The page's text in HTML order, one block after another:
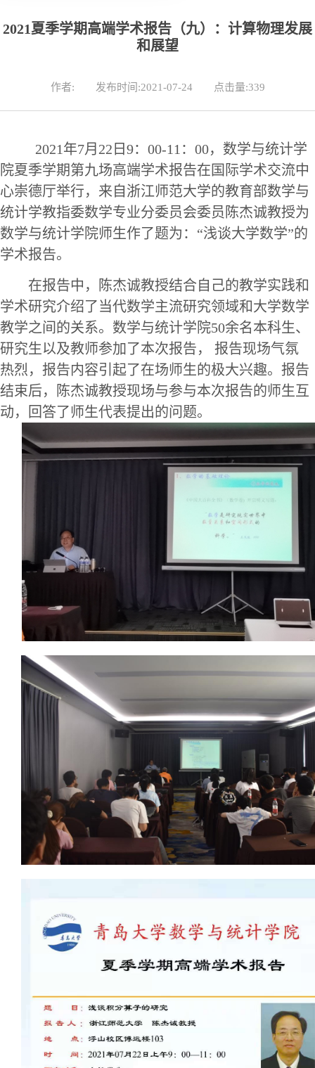
2021夏季学期高端学术报告（九）：计算物理发展
和展望
作者: 发布时间:2021-07-24 点击量:339
2021年7月 22日 9： 00-11 ： 00，数学与统计学
院夏季学期第九场高端学术报告在 国际学术交流中
心崇德厅举行， 来自 浙江师范大学的教育部数学与
统计学教指委数学专业分委员会委员陈杰诚教授为
数学与统计学院师生作了题为 ： “浅谈大学数学”的
学术报告。
在报告中，
陈杰诚教授结合自己的教学实践和
学术研究介绍了当代数学主流研究领域和大学数学
教学之间的关系。数学与统计学院50余名本科生、
研究生以及教师参加了本次报告，
报告现场气氛
热烈，报告内容引起了在场师生的极大兴趣。 报告
结束后，
陈杰诚教授现场与参与本次报告的师生互
动，回答了师生代表提出的问题。